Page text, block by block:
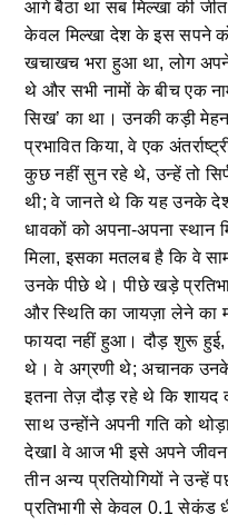
आगे बैठा था सब मिल्खा की
केवल मिल्खा देश के इस सपने
खचाखच भरा हुआ था, लोग अपने
थे और सभी नामों के बीच एक
सिख’ का था। उनकी कड़ी
प्रभावित किया, वे एक
कुछ नहीं सुन रहे थे, उन्हें तो
थी; वे जानते थे कि यह उनके
धावकों को अपना-अपना स्थान
मिला, इसका मतलब है कि वे
उनके पीछे थे। पीछे खड़े
और स्थिति का जायज़ा लेने का
फायदा नहीं हुआ। दौड़ शुरू हुई,
थे। वे अग्रणी थे; अचानक उनके
इतना तेज़ दौड़ रहे थे कि शायद
साथ उन्होंने अपनी गति को
देखाI वे आज भी इसे अपने
तीन अन्य प्रतियोगियों ने उन्हें
प्रतिभागी से केवल 0.1 सेकंड